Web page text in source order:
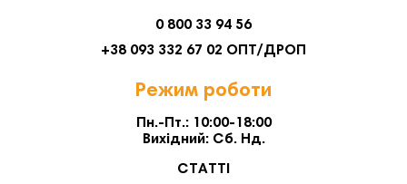
0 800 33 94 56
+38 093 332 67 02 ОПТ/ДРОП
Режим роботи
Пн.-Пт.: 10:00-18:00
Вихідний: Сб. Нд.
СТАТТІ